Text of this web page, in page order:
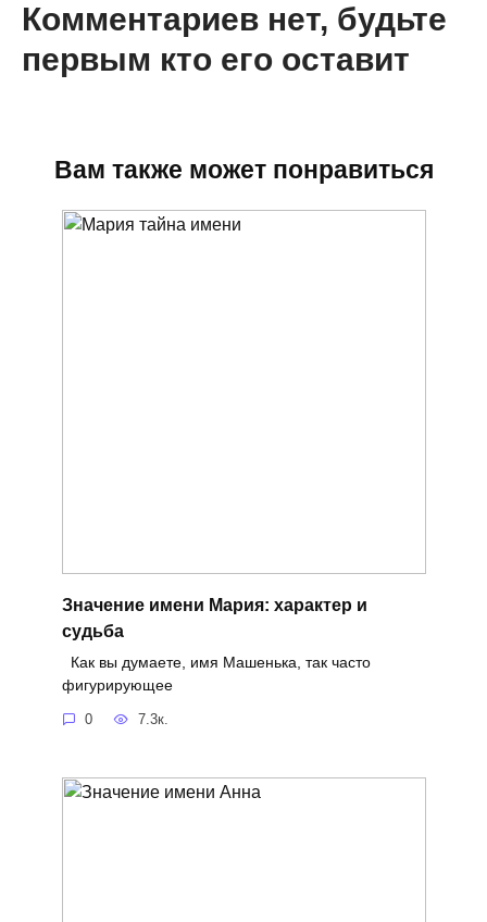
Комментариев нет, будьте
первым кто его оставит
Вам также может понравиться
Значение имени Мария: характер и
судьба
Как вы думаете, имя Машенька, так часто
фигурирующее
0 7.3к.